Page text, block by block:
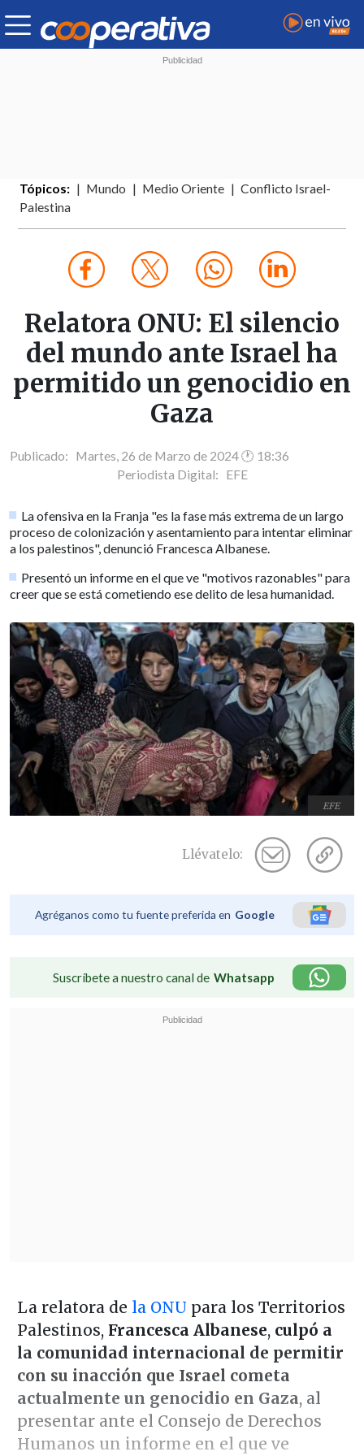
Tópicos: Mundo Medio Oriente
Conflicto Israel-
Palestina
Relatora ONU: El silencio
del mundo ante Israel ha
permitido un genocidio en
Gaza
Publicado: Martes, 26 de Marzo de 2024 🕐 18:36
Periodista Digital: EFE
La ofensiva en la Franja "es la fase más extrema de un largo
proceso de colonización y asentamiento para intentar eliminar
a los palestinos", denunció Francesca Albanese.
Presentó un informe en el que ve "motivos razonables" para
creer que se está cometiendo ese delito de lesa humanidad.
EFE
Llévatelo:
Agréganos como tu fuente preferida en Google
Suscríbete a nuestro canal de Whatsapp
La relatora de la ONU para los Territorios
Palestinos, Francesca Albanese, culpó a
la comunidad internacional de permitir
con su inacción que Israel cometa
actualmente un genocidio en Gaza, al
presentar ante el Consejo de Derechos
Humanos un informe en el que ve